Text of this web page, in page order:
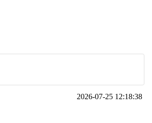
2026-07-25 12:18:38